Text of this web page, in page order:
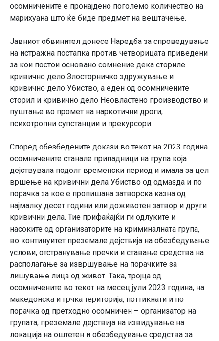
осомничените е пронајдено поголемо количество на
марихуана што ќе биде предмет на вештачење.
Јавниот обвинител донесе Наредба за спроведување
на истражна постапка против четворицата приведени
за кои постои основано сомнение дека сториле
кривично дело Злосторничко здружување и
кривично дело Убиство, а еден од осомничените
сторил и кривично дело Неовластено производство и
пуштање во промет на наркотични дроги,
психотропни супстанции и прекурсори.
Според обезбедените докази во текот на 2023 година
осомничените станале припадници на група која
дејствувала подолг временски период и имала за цел
вршење на кривични дела Убиство од одмазда и по
порачка за кое е пропишана затворска казна од
најмалку десет години или доживотен затвор и други
кривични дела. Тие прифаќајќи ги одлуките и
насоките од организаторите на криминалната група,
во континуитет преземале дејствија на обезбедување
услови, отстранување пречки и ставање средства на
располагање за извршување на порачките за
лишување лица од живот. Така, тројца од
осомничените во текот на месец јули 2023 година, на
македонска и грчка територија, поттикнати и по
порачка од претходно осомничен – организатор на
групата, преземале дејствија на извидување на
локација на оштетен и обезбедување средства за